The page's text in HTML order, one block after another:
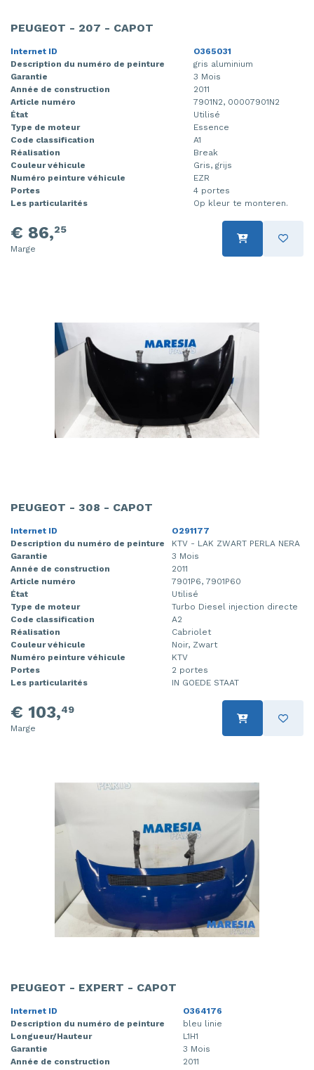
PEUGEOT - 207 - CAPOT
Internet ID
O365031
Description du numéro de peinture
gris aluminium
Garantie
3 Mois
Année de construction
2011
Article numéro
7901N2, 00007901N2
État
Utilisé
Type de moteur
Essence
Code classification
A1
Réalisation
Break
Couleur véhicule
Gris, grijs
Numéro peinture véhicule
EZR
Portes
4 portes
Les particularités
Op kleur te monteren.
€ 86,25
Marge
PEUGEOT - 308 - CAPOT
Internet ID
O291177
Description du numéro de peinture
KTV - LAK ZWART PERLA NERA
Garantie
3 Mois
Année de construction
2011
Article numéro
7901P6, 7901P60
État
Utilisé
Type de moteur
Turbo Diesel injection directe
Code classification
A2
Réalisation
Cabriolet
Couleur véhicule
Noir, Zwart
Numéro peinture véhicule
KTV
Portes
2 portes
Les particularités
IN GOEDE STAAT
€ 103,49
Marge
PEUGEOT - EXPERT - CAPOT
Internet ID
O364176
Description du numéro de peinture
bleu linie
Longueur/Hauteur
L1H1
Garantie
3 Mois
Année de construction
2011